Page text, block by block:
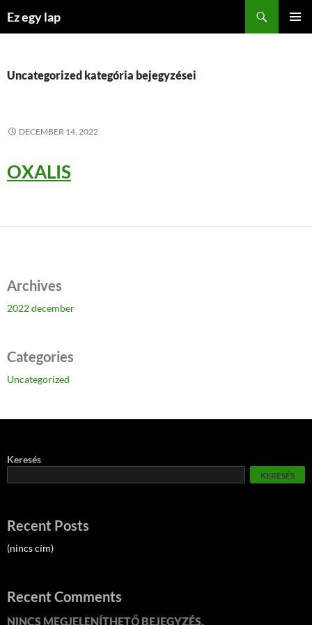
Ez egy lap
Uncategorized kategória bejegyzései
DECEMBER 14, 2022
OXALIS
Archives
2022 december
Categories
Uncategorized
Keresés
KERESÉS
Recent Posts
(nincs cím)
Recent Comments
NINCS MEGJELENÍTHETŐ BEJEGYZÉS.